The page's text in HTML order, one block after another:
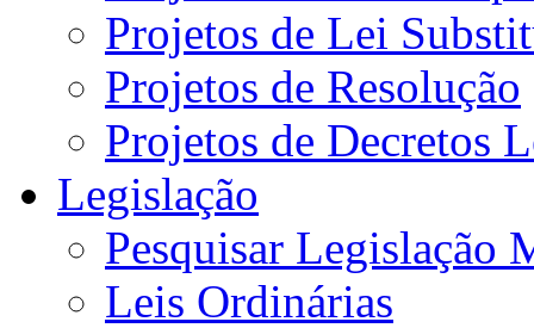
Projetos de Lei
Projetos de Resolução
Projetos de Decretos
Legislação
Pesquisar Legislação
Leis Ordinárias